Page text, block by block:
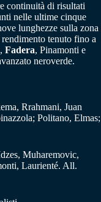
continuità di risultati
nelle ultime cinque
lunghezze sulla zona
rendimento tenuto fino a
Fadera, Pinamonti e
neroverde.
Rrahmani, Juan
Politano, Elmas;
Muharemovic,
Laurienté. All.